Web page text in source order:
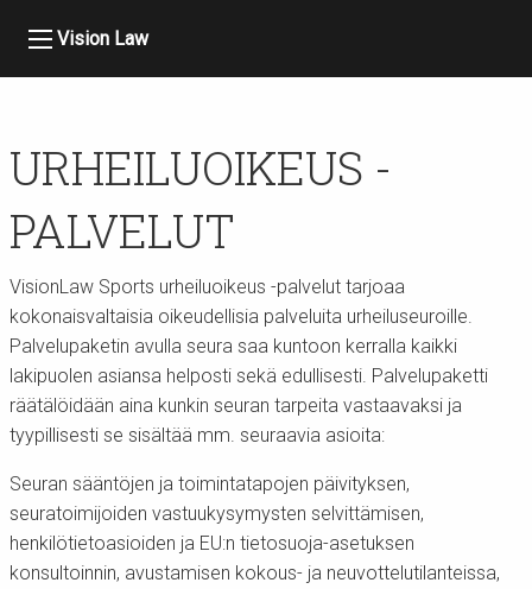
Vision Law
URHEILUOIKEUS -
PALVELUT
VisionLaw Sports urheiluoikeus -palvelut tarjoaa
kokonaisvaltaisia oikeudellisia palveluita urheiluseuroille.
Palvelupaketin avulla seura saa kuntoon kerralla kaikki
lakipuolen asiansa helposti sekä edullisesti. Palvelupaketti
räätälöidään aina kunkin seuran tarpeita vastaavaksi ja
tyypillisesti se sisältää mm. seuraavia asioita:
Seuran sääntöjen ja toimintatapojen päivityksen,
seuratoimijoiden vastuukysymysten selvittämisen,
henkilötietoasioiden ja EU:n tietosuoja-asetuksen
konsultoinnin, avustamisen kokous- ja neuvottelutilanteissa,